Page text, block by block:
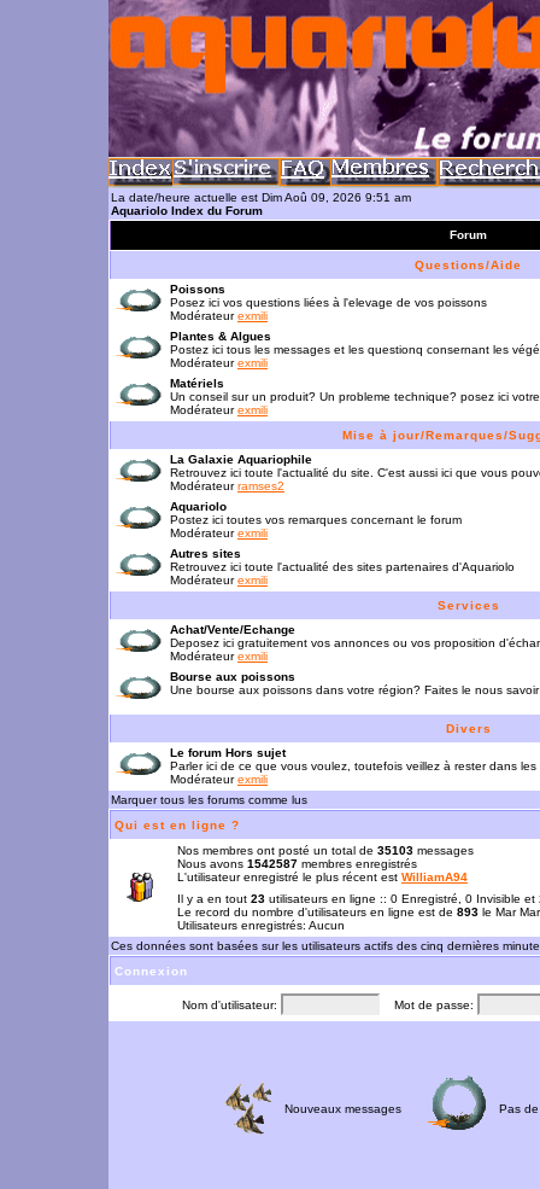
La date/heure actuelle est Dim Aoû 09, 2026 9:51 am
Aquariolo Index du Forum
Forum
Questions/Aide
Poissons
Posez ici vos questions liées à l'elevage de vos poissons
Modérateurexmili
Plantes & Algues
Postez ici tous les messages et les questionq consernant les
Modérateurexmili
Matériels
Un conseil sur un produit? Un probleme technique? posez ici
Modérateurexmili
Mise à jour/Remarques/
La Galaxie Aquariophile
Retrouvez ici toute l'actualité du site. C'est aussi ici que vous
Modérateurramses2
Aquariolo
Postez ici toutes vos remarques concernant le forum
Modérateurexmili
Autres sites
Retrouvez ici toute l'actualité des sites partenaires d'Aquariolo
Modérateurexmili
Services
Achat/Vente/Echange
Deposez ici gratuitement vos annonces ou vos proposition
Modérateurexmili
Bourse aux poissons
Une bourse aux poissons dans votre région? Faites le nous savoir
Divers
Le forum Hors sujet
Parler ici de ce que vous voulez, toutefois veillez à rester dans les
Modérateurexmili
Marquer tous les forums comme lus
Qui est en ligne ?
Nos membres ont posté un total de 35103 messages
Nous avons 1542587 membres enregistrés
L'utilisateur enregistré le plus récent est WilliamA94
Il y a en tout 23 utilisateurs en ligne :: 0 Enregistré, 0 Invisible
Le record du nombre d'utilisateurs en ligne est de 893 le Mar
Utilisateurs enregistrés: Aucun
Ces données sont basées sur les utilisateurs actifs des cinq dernières
Connexion
Nom d'utilisateur: Mot de passe:
Nouveaux messages Pas